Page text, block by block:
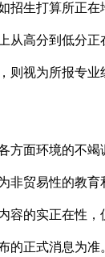
招生打算所正
从高分到低分正
则视为所报专
面环境的不竭
非贸易性的教
容的实正在性
的正式消息为准